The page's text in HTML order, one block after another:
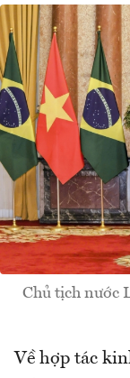
Chủ tịch nước
Về hợp tác